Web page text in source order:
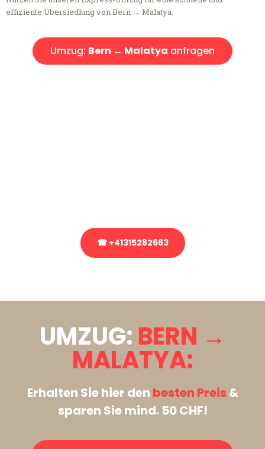
effiziente Übersiedlung von Bern → Malatya.
Umzug: Bern → Malatya anfragen
☎ +41315282663
UMZUG: BERN →
MALATYA:
Erhalten Sie hier den besten Preis&
sparen Sie mind. 50 CHF!